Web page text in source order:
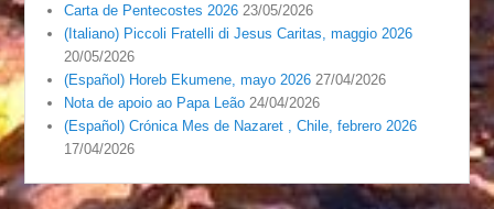
Carta de Pentecostes 2026 23/05/2026
(Italiano) Piccoli Fratelli di Jesus Caritas, maggio 2026
20/05/2026
(Español) Horeb Ekumene, mayo 2026 27/04/2026
Nota de apoio ao Papa Leão 24/04/2026
(Español) Crónica Mes de Nazaret , Chile, febrero 2026
17/04/2026